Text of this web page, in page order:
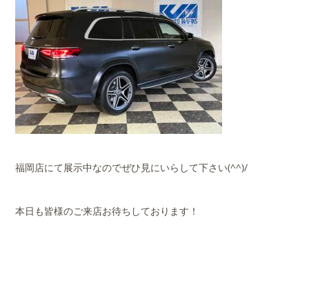
福岡店にて展示中なのでぜひ見にいらして下さい(^^)/
本日も皆様のご来店お待ちしております！